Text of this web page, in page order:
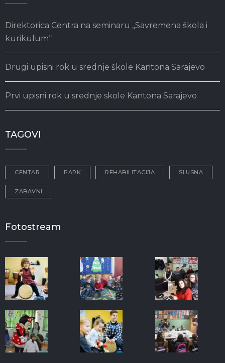
Direktorica Centra na seminaru „Savremena škola i
kurikulum“
Drugi upisni rok u srednje škole Kantona Sarajevo
Prvi upisni rok u srednje skole Kantona Sarajevo
TAGOVI
CENTAR PARK REHABILITACIJA SLUSNA
ZABAVNI
Fotostream